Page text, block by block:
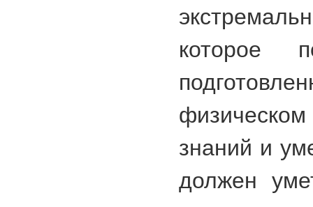
которое
физическом
знаний и
должен